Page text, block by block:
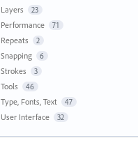
Layers 23
Performance 71
Repeats 2
Snapping 6
Strokes 3
Tools 46
Type, Fonts, Text 47
User Interface 32